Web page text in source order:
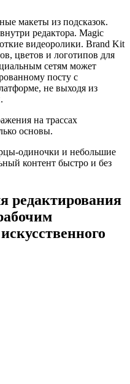
макеты из подсказок.
редактора. Magic
видеоролики. Brand Kit
цветов и логотипов для
сетям может
посту с
не выходя из
на трассах
основы.
одиночки и небольшие
контент быстро и без
редактирования